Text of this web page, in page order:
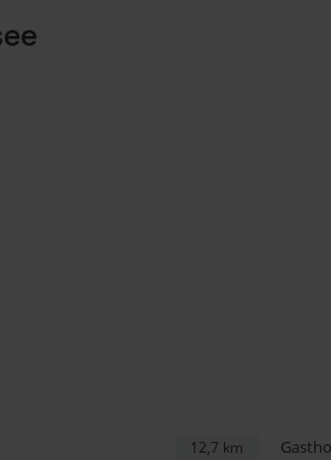
12,7 km